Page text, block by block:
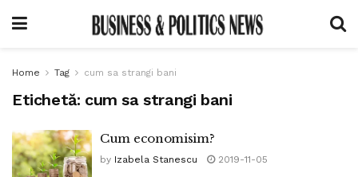
Home Tag cum sa strangi bani
Etichetă: cum sa strangi bani
Cum economisim?
by Izabela Stanescu 2019-11-05